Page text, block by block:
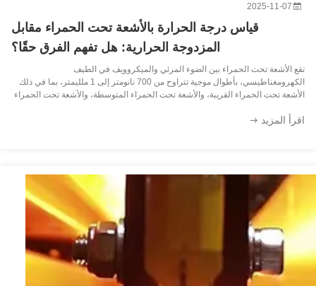
2025-11-07
قياس درجة الحرارة بالأشعة تحت الحمراء مقابل
المزدوجة الحرارية: هل تفهم الفرق حقًا؟
تقع الأشعة تحت الحمراء بين الضوء المرئي والميكروويف في الطيف
الكهرومغناطيسي، بأطوال موجية تتراوح من 700 نانومتر إلى 1 ملليمتر، بما في ذلك
الأشعة تحت الحمراء القريبة، والأشعة تحت الحمراء المتوسطة، والأشعة تحت الحمراء
القريب ...
اقرأ المزيد